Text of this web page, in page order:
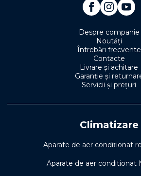
Despre companie
Noutăți
Întrebări frecvente
Contacte
Livrare și achitare
Garanție și
Servicii și prețuri
Climatizare
Aparate de aer condiționat
Aparate de aer conditionat